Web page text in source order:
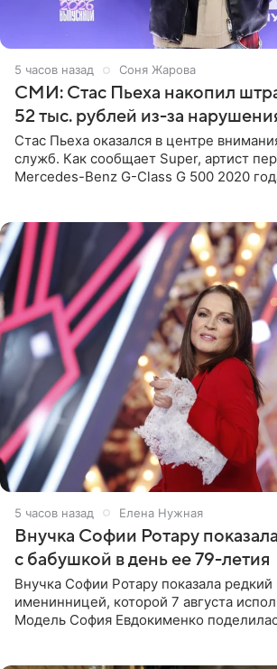
5 часов назад Соня Жарова
СМИ: Стас Пьеха накопил
52 тыс. рублей из-за
Стас Пьеха оказался в центре
служб. Как сообщает Super, артист
Mercedes-Benz G-Class G 500 2020
5 часов назад Елена Нужная
Внучка Софии Ротару
с бабушкой в день ее 79-летия
Внучка Софии Ротару показала редкий
именинницей, которой 7 августа
Модель София Евдокименко